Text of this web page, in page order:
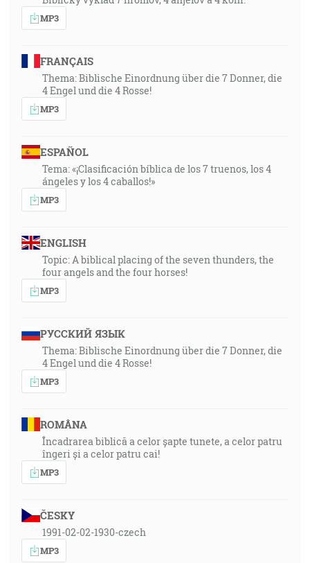
MP3
FRANÇAIS
Thema: Biblische Einordnung über die 7 Donner, die
4 Engel und die 4 Rosse!
MP3
ESPAÑOL
Tema: «¡Clasificación bíblica de los 7 truenos, los 4
ángeles y los 4 caballos!»
MP3
ENGLISH
Topic: A biblical placing of the seven thunders, the
four angels and the four horses!
MP3
РУССКИЙ ЯЗЫК
Thema: Biblische Einordnung über die 7 Donner, die
4 Engel und die 4 Rosse!
MP3
ROMÂNA
Încadrarea biblică a celor șapte tunete, a celor patru
îngeri și a celor patru cai!
MP3
ČESKY
1991-02-02-1930-czech
MP3